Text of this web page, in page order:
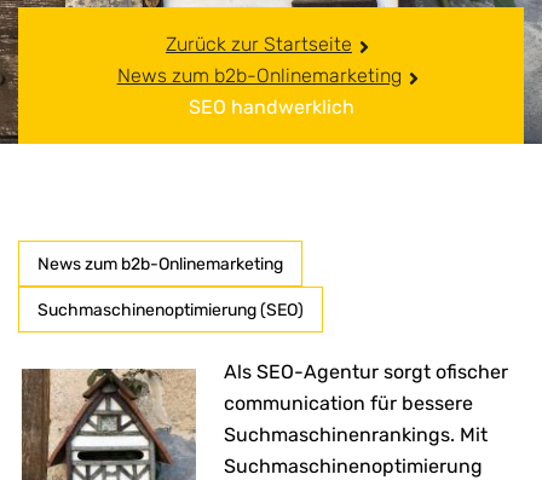
Zurück zur Startseite
News zum b2b-Onlinemarketing
SEO handwerklich
News zum b2b-Onlinemarketing
Suchmaschinenoptimierung (SEO)
Als SEO-Agentur sorgt ofischer
communication für bessere
Suchmaschinenrankings. Mit
Suchmaschinenoptimierung